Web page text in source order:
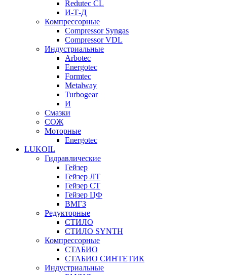
Redutec CL
И-Т-Д
Компрессорные
Compressor Syngas
Compressor VDL
Индустриальные
Arbotec
Energotec
Formtec
Metalway
Turbogear
И
Смазки
СОЖ
Моторные
Energotec
LUKOIL
Гидравлические
Гейзер
Гейзер ЛТ
Гейзер СТ
Гейзер ЦФ
ВМГЗ
Редукторные
СТИЛО
СТИЛО SYNTH
Компрессорные
СТАБИО
СТАБИО СИНТЕТИК
Индустриальные